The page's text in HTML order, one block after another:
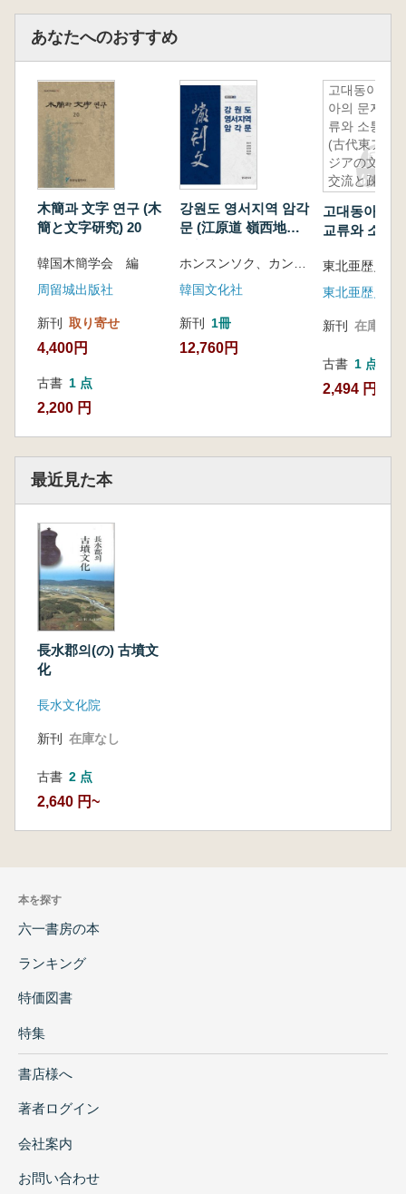
あなたへのおすすめ
木簡과 文字 연구 (木
簡と文字研究) 20
韓国木簡学会 編
周留城出版社
新刊 取り寄せ
4,400円
古書 1 点
2,200 円
강원도 영서지역 암각
문 (江原道 嶺西地域
韓国文化社
新刊 1冊
12,760円
고대동아시
아의 문자교
류와 소통
(古代東ア
ジアの文字
交流と疎
고대동아시
교류와 소통(
疎通)
東北亜歴史
東北亜歴史財
新刊 在庫なし
古書 1 点
2,494 円
最近見た本
長水郡의(の) 古墳文
化
長水文化院
新刊 在庫なし
古書 2 点
2,640 円~
本を探す
六一書房の本
ランキング
特価図書
特集
書店様へ
著者ログイン
会社案内
お問い合わせ